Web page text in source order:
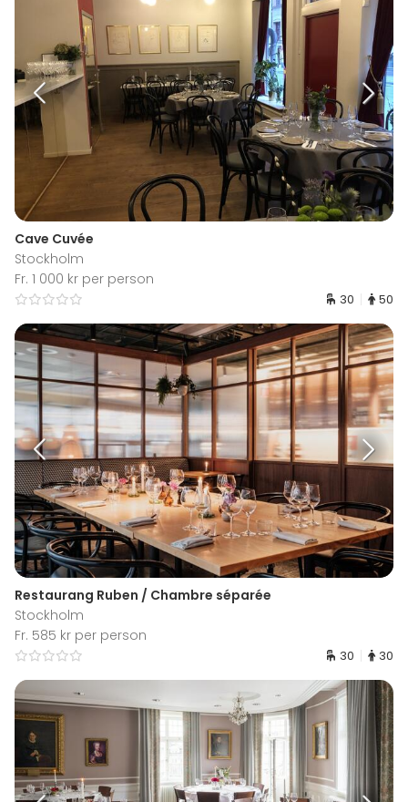
Cave Cuvée
Stockholm
Fr. 1 000 kr per person
30 50
Restaurang Ruben / Chambre séparée
Stockholm
Fr. 585 kr per person
30 30